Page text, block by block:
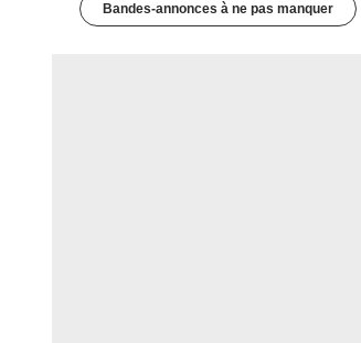
Bandes-annonces à ne pas manquer